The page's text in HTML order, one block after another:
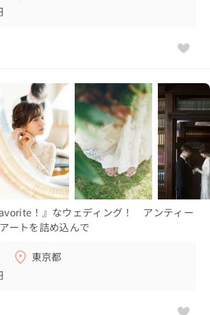
！』なウェディング！ アンティー
ートを詰め込んで
東京都